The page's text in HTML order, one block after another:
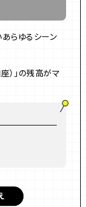
あらゆるシーン
）」の残高がマ